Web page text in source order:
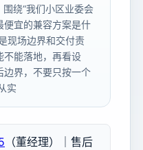
绕“我们小区业委会
便宜的兼容方案是什
现场边界和交付责
不能落地，再看设
边界，不要只按一个
实
（董经理）｜售后